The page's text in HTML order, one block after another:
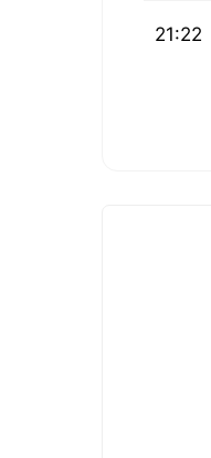
21:22